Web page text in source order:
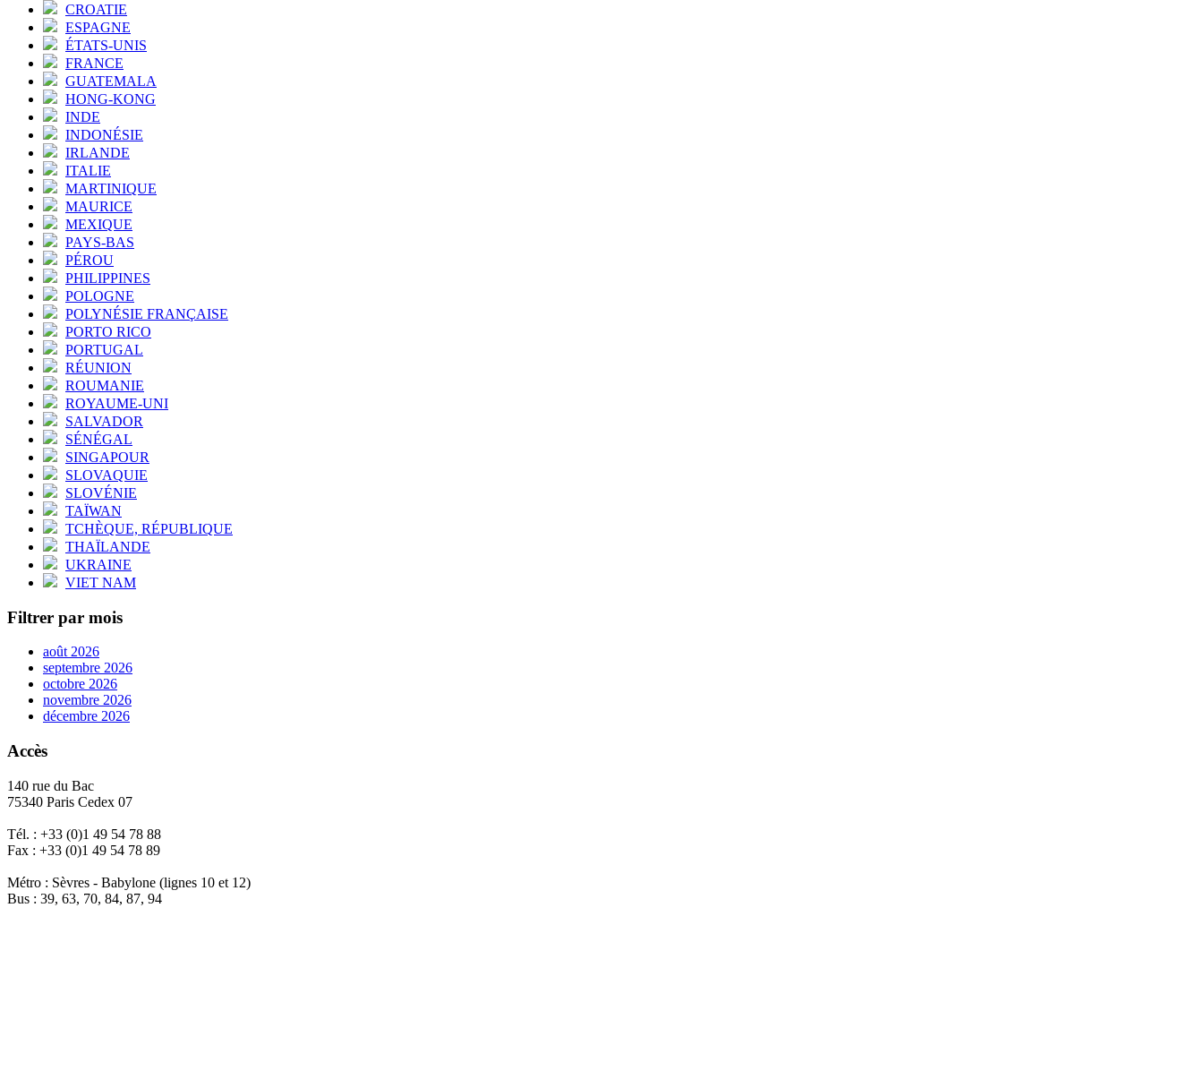
CROATIE
ESPAGNE
ÉTATS-UNIS
FRANCE
GUATEMALA
HONG-KONG
INDE
INDONÉSIE
IRLANDE
ITALIE
MARTINIQUE
MAURICE
MEXIQUE
PAYS-BAS
PÉROU
PHILIPPINES
POLOGNE
POLYNÉSIE FRANÇAISE
PORTO RICO
PORTUGAL
RÉUNION
ROUMANIE
ROYAUME-UNI
SALVADOR
SÉNÉGAL
SINGAPOUR
SLOVAQUIE
SLOVÉNIE
TAÏWAN
TCHÈQUE, RÉPUBLIQUE
THAÏLANDE
UKRAINE
VIET NAM
Filtrer par mois
août 2026
septembre 2026
octobre 2026
novembre 2026
décembre 2026
Accès
140 rue du Bac
75340 Paris Cedex 07
Tél. : +33 (0)1 49 54 78 88
Fax : +33 (0)1 49 54 78 89
Métro : Sèvres - Babylone (lignes 10 et 12)
Bus : 39, 63, 70, 84, 87, 94